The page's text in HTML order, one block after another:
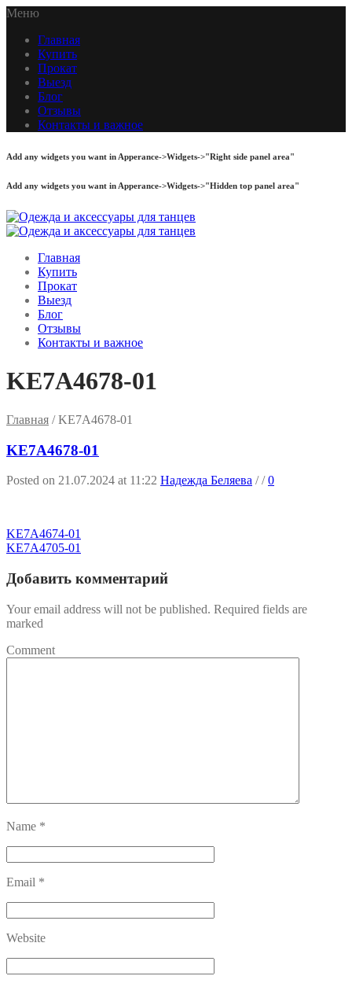
Меню
Главная
Купить
Прокат
Выезд
Блог
Отзывы
Контакты и важное
Add any widgets you want in Apperance->Widgets->"Right side panel area"
Add any widgets you want in Apperance->Widgets->"Hidden top panel area"
Главная
Купить
Прокат
Выезд
Блог
Отзывы
Контакты и важное
KE7A4678-01
Главная / KE7A4678-01
KE7A4678-01
Posted on 21.07.2024 at 11:22 Надежда Беляева //0
KE7A4674-01
KE7A4705-01
Добавить комментарий
Your email address will not be published. Required fields are
marked
Comment
Name *
Email *
Website